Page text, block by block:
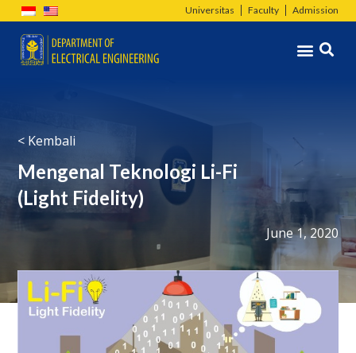
to
content
Universitas Faculty Admission
Menu
< Kembali
Mengenal Teknologi Li-Fi
(Light Fidelity)
June 1, 2020